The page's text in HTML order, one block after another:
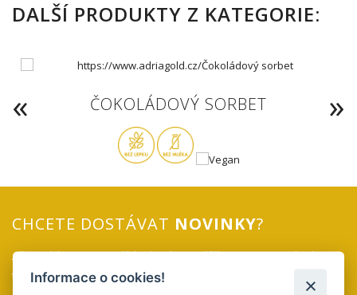
DALŠÍ PRODUKTY Z KATEGORIE:
ČOKOLÁDOVÝ SORBET
CHCETE DOSTÁVAT NOVINKY?
Až vyrobíme novou příchuť, nebo rozšíříme sortiment, budete o
tom vědět jako první!
Informace o cookies!